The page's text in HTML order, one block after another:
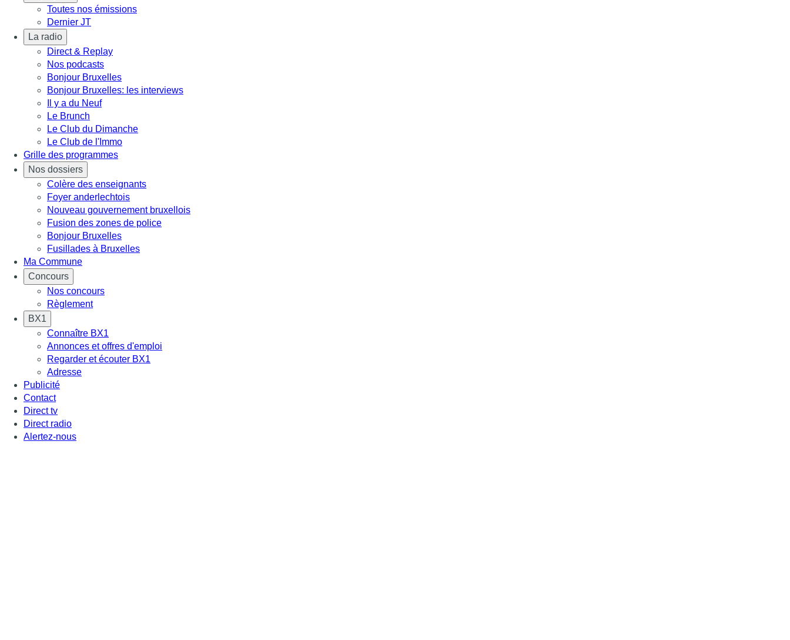
Toutes nos émissions
Dernier JT
La radio
Direct & Replay
Nos podcasts
Bonjour Bruxelles
Bonjour Bruxelles: les interviews
Il y a du Neuf
Le Brunch
Le Club du Dimanche
Le Club de l'Immo
Grille des programmes
Nos dossiers
Colère des enseignants
Foyer anderlechtois
Nouveau gouvernement bruxellois
Fusion des zones de police
Bonjour Bruxelles
Fusillades à Bruxelles
Ma Commune
Concours
Nos concours
Règlement
BX1
Connaître BX1
Annonces et offres d'emploi
Regarder et écouter BX1
Adresse
Publicité
Contact
Direct tv
Direct radio
Alertez-nous